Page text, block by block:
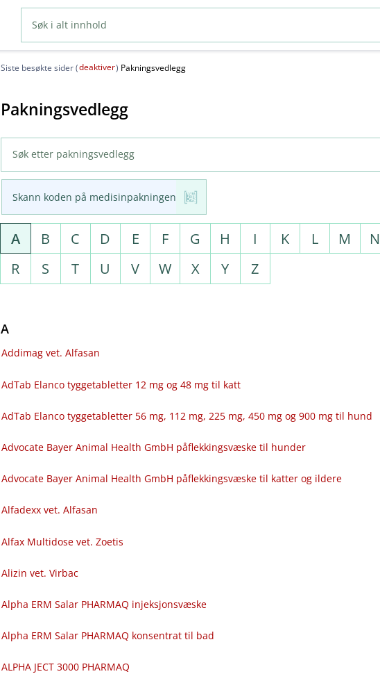
Siste besøkte sider (deaktiver) Pakningsvedlegg
Pakningsvedlegg
Skann koden på medisinpakningen
A B C D E F G H I K L M N
R
S T U V W X Y Z
A
Addimag vet. Alfasan
AdTab Elanco tyggetabletter 12 mg og 48 mg til katt
AdTab Elanco tyggetabletter 56 mg, 112 mg, 225 mg, 450 mg og 900 mg til hund
Advocate Bayer Animal Health GmbH påflekkingsvæske til hunder
Advocate Bayer Animal Health GmbH påflekkingsvæske til katter og ildere
Alfadexx vet. Alfasan
Alfax Multidose vet. Zoetis
Alizin vet. Virbac
Alpha ERM Salar PHARMAQ injeksjonsvæske
Alpha ERM Salar PHARMAQ konsentrat til bad
ALPHA JECT 3000 PHARMAQ